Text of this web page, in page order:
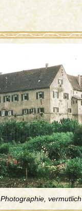
Photographie,